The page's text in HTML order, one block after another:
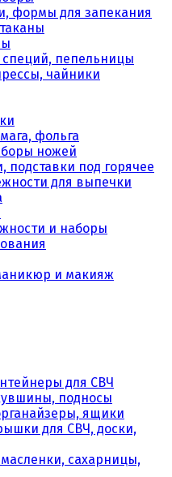
формы для запекания
пепельницы
чайники
фольга
ножей
подставки под горячее
для выпечки
и наборы
и макияж
для СВЧ
подносы
ящики
для СВЧ, доски,
сахарницы,